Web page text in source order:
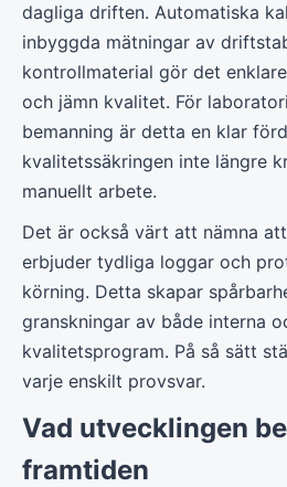
dagliga driften. Automatiska
inbyggda mätningar av
kontrollmaterial gör det
och jämn kvalitet. För
bemanning är detta en klar
kvalitetssäkringen inte längre
manuellt arbete.
Det är också värt att nämna
erbjuder tydliga loggar och
körning. Detta skapar
granskningar av både interna
kvalitetsprogram. På så sätt
varje enskilt provsvar.
Vad utvecklingen
framtiden